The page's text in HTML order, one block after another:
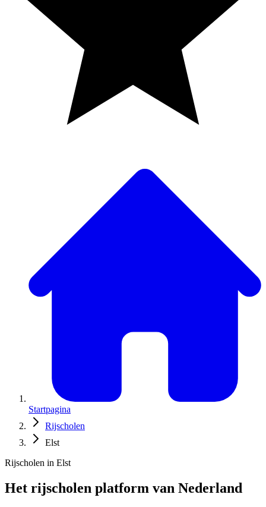
Startpagina
Rijscholen
Elst
Rijscholen in Elst
Het rijscholen platform van Nederland